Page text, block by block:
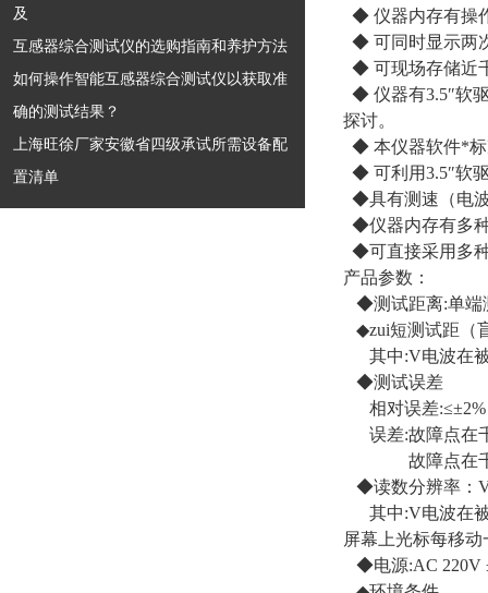
及
互感器综合测试仪的选购指南和养护方法
如何操作智能互感器综合测试仪以获取准
确的测试结果？
上海旺徐厂家安徽省四级承试所需设备配
置清单
◆ 仪器内存有操
◆ 可同时显示两
◆ 可现场存储近
◆ 仪器有3.5″软
探讨。
◆ 本仪器软件*标
◆ 可利用3.5″软
◆具有测速（电
◆仪器内存有多
◆可直接采用多
产品参数：
◆测试距离:单端
◆zui短测试距（
其中:V电波在被
◆测试误差
相对误差:≤±2%
误差:故障点在
故障点在千
◆读数分辨率：
其中:V电波在被
屏幕上光标每移
◆电源:AC 220V